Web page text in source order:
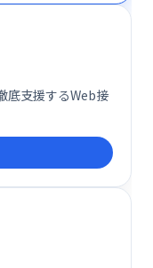
底支援するWeb接